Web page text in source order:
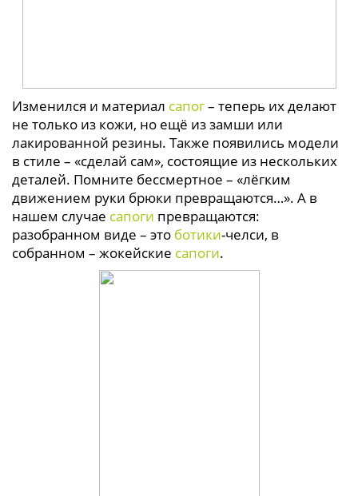
Изменился и материал сапог– теперь их делают
не только из кожи, но ещё из замши или
лакированной резины. Также появились модели
в стиле – «сделай сам», состоящие из нескольких
деталей. Помните бессмертное – «лёгким
движением руки брюки превращаются…». А в
нашем случае сапоги превращаются:
разобранном виде – это ботики-челси, в
собранном – жокейские сапоги.